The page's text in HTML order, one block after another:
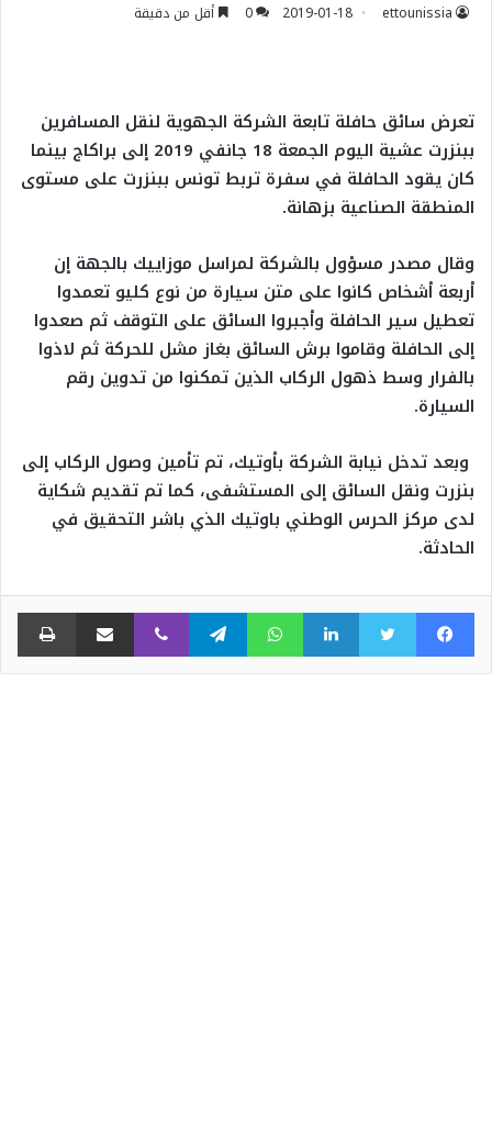
ettounissia
2019-01-18
0 أقل من دقيقة
تعرض سائق حافلة تابعة الشركة الجهوية لنقل المسافرين
ببنزرت عشية اليوم الجمعة 18 جانفي 2019 إلى براكاج بينما
كان يقود الحافلة في سفرة تربط تونس ببنزرت على مستوى
المنطقة الصناعية بزهانة.
وقال مصدر مسؤول بالشركة لمراسل موزاييك بالجهة إن
أربعة أشخاص كانوا على متن سيارة من نوع كليو تعمدوا
تعطيل سير الحافلة وأجبروا السائق على التوقف ثم صعدوا
إلى الحافلة وقاموا برش السائق بغاز مشل للحركة ثم لاذوا
بالفرار وسط ذهول الركاب الذين تمكنوا من تدوين رقم
السيارة.
وبعد تدخل نيابة الشركة بأوتيك، تم تأمين وصول الركاب إلى
بنزرت ونقل السائق إلى المستشفى، كما تم تقديم شكاية
لدى مركز الحرس الوطني باوتيك الذي باشر التحقيق في
الحادثة.
فيسبوك تويتر لينكدإن واتساب تيلقرام ڤايبر مشاركة عبر البريد